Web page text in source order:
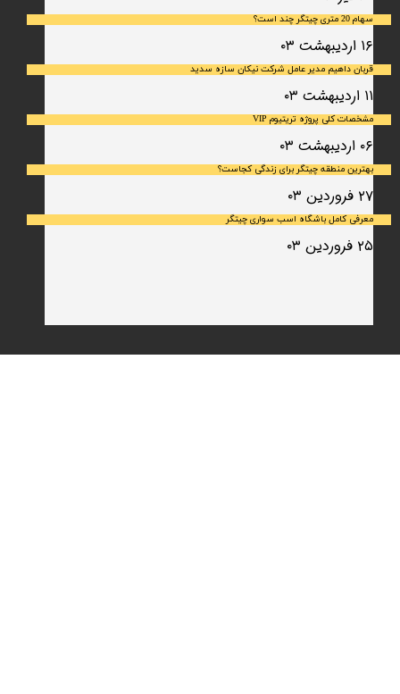
سهام 20 متری چیتگر چند است؟
۱۶ اردیبهشت ۰۳
قربان داهیم مدیر عامل شرکت نیکان سازه سدید
۱۱ اردیبهشت ۰۳
مشخصات کلی پروژه تریتیوم VIP
۰۶ اردیبهشت ۰۳
بهترین منطقه چیتگر برای زندگی کجاست؟
۲۷ فروردین ۰۳
معرفی کامل باشگاه اسب سواری چیتگر
۲۵ فروردین ۰۳